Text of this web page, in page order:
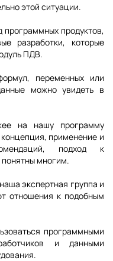
этой ситуации.
продуктов,
разработки, которые
ПДВ.
переменных или
можно увидеть в
на нашу программу
применение и
подход к
многим.
экспертная группа и
отношения к подобным
программными
и данными